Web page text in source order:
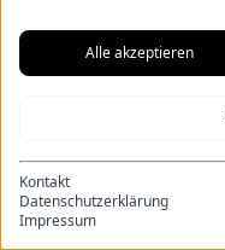
Alle akzeptieren
Kontakt
Datenschutzerklärung
Impressum